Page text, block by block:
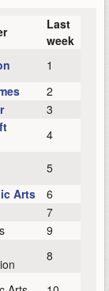
Last
week
1
2
3
4
5
Arts
6
7
9
8